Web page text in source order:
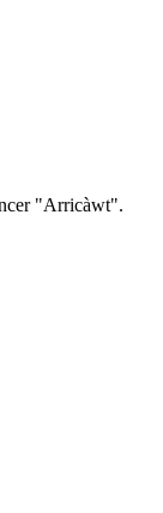
"Arricàwt".